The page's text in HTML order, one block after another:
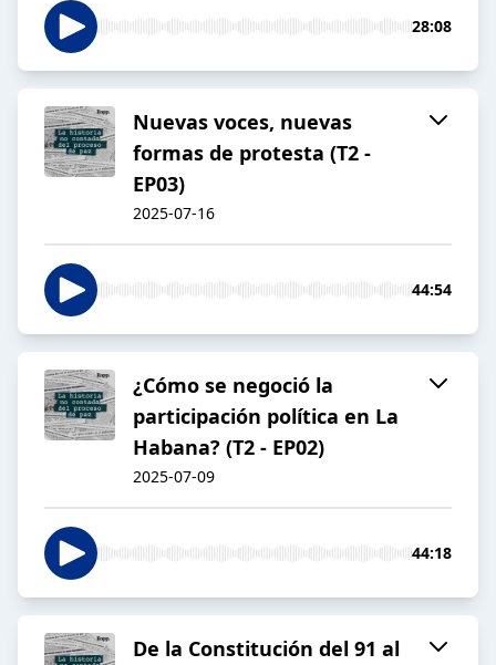
28:08
Nuevas voces, nuevas
formas de protesta (T2 -
EP03)
2025-07-16
44:54
¿Cómo se negoció la
participación política en La
Habana? (T2 - EP02)
2025-07-09
44:18
De la Constitución del 91 al